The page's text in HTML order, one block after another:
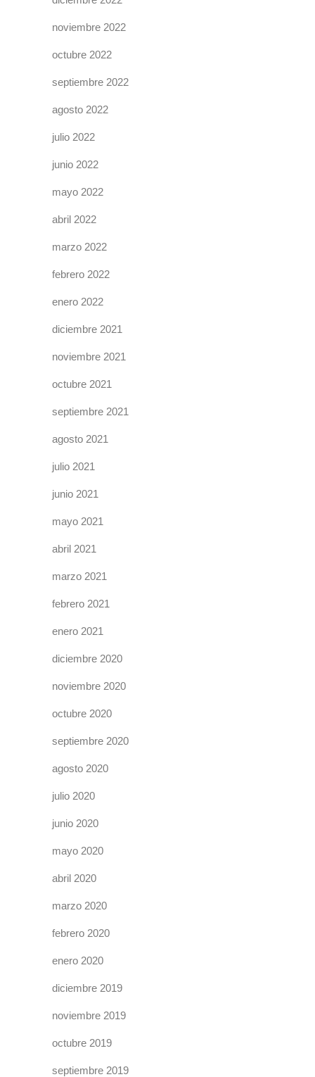
noviembre 2022
octubre 2022
septiembre 2022
agosto 2022
julio 2022
junio 2022
mayo 2022
abril 2022
marzo 2022
febrero 2022
enero 2022
diciembre 2021
noviembre 2021
octubre 2021
septiembre 2021
agosto 2021
julio 2021
junio 2021
mayo 2021
abril 2021
marzo 2021
febrero 2021
enero 2021
diciembre 2020
noviembre 2020
octubre 2020
septiembre 2020
agosto 2020
julio 2020
junio 2020
mayo 2020
abril 2020
marzo 2020
febrero 2020
enero 2020
diciembre 2019
noviembre 2019
octubre 2019
septiembre 2019